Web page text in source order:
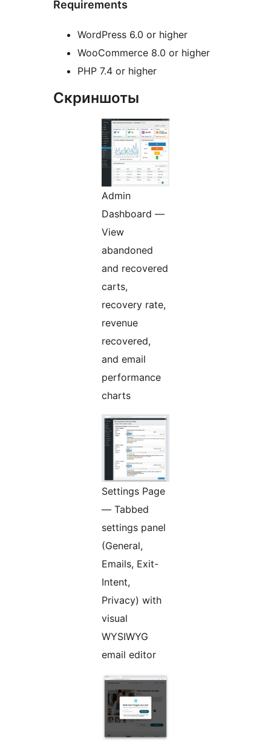
Requirements
WordPress 6.0 or higher
WooCommerce 8.0 or higher
PHP 7.4 or higher
Скриншоты
Admin
Dashboard —
View
abandoned
and recovered
carts,
recovery rate,
revenue
recovered,
and email
performance
charts
Settings Page
— Tabbed
settings panel
(General,
Emails, Exit-
Intent,
Privacy) with
visual
WYSIWYG
email editor